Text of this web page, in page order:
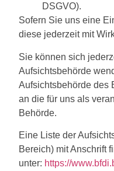
DSGVO).
Sofern Sie uns eine
diese jederzeit mit
Sie können sich
Aufsichtsbehörde
Aufsichtsbehörde des
an die für uns als
Behörde.
Eine Liste der
Bereich) mit Anschrift
unter: https://